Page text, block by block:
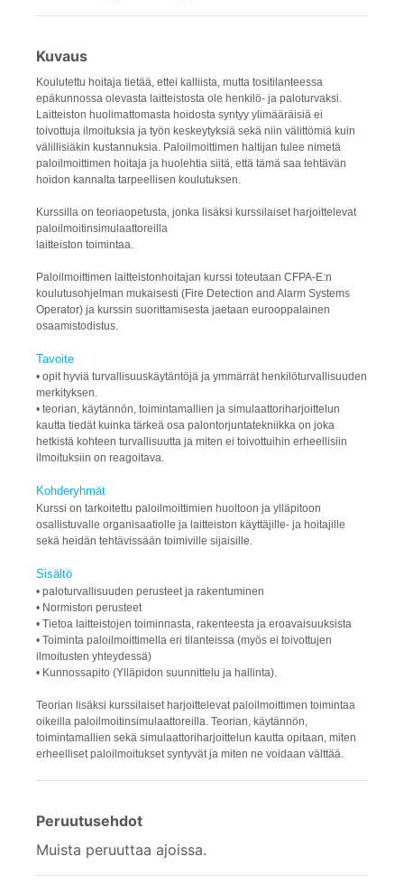
Kuvaus
Koulutettu hoitaja tietää, ettei kalliista, mutta tositilanteessa
epäkunnossa olevasta laitteistosta ole henkilö- ja paloturvaksi.
Laitteiston huolimattomasta hoidosta syntyy ylimääräisiä ei
toivottuja ilmoituksia ja työn keskeytyksiä sekä niin välittömiä kuin
välillisiäkin kustannuksia. Paloilmoittimen haltijan tulee nimetä
paloilmoittimen hoitaja ja huolehtia siitä, että tämä saa tehtävän
hoidon kannalta tarpeellisen koulutuksen.
Kurssilla on teoriaopetusta, jonka lisäksi kurssilaiset harjoittelevat
paloilmoitinsimulaattoreilla
laitteiston toimintaa.
Paloilmoittimen laitteistonhoitajan kurssi toteutaan CFPA-E:n
koulutusohjelman mukaisesti (Fire Detection and Alarm Systems
Operator) ja kurssin suorittamisesta jaetaan eurooppalainen
osaamistodistus.
Tavoite
• opit hyviä turvallisuuskäytäntöjä ja ymmärrät henkilöturvallisuuden
merkityksen.
• teorian, käytännön, toimintamallien ja simulaattoriharjoittelun
kautta tiedät kuinka tärkeä osa palontorjuntatekniikka on joka
hetkistä kohteen turvallisuutta ja miten ei toivottuihin erheellisiin
ilmoituksiin on reagoitava.
Kohderyhmät
Kurssi on tarkoitettu paloilmoittimien huoltoon ja ylläpitoon
osallistuvalle organisaatiolle ja laitteiston käyttäjille- ja hoitajille
sekä heidän tehtävissään toimiville sijaisille.
Sisältö
• paloturvallisuuden perusteet ja rakentuminen
• Normiston perusteet
• Tietoa laitteistojen toiminnasta, rakenteesta ja eroavaisuuksista
• Toiminta paloilmoittimella eri tilanteissa (myös ei toivottujen
ilmoitusten yhteydessä)
• Kunnossapito (Ylläpidon suunnittelu ja hallinta).
Teorian lisäksi kurssilaiset harjoittelevat paloilmoittimen toimintaa
oikeilla paloilmoitinsimulaattoreilla. Teorian, käytännön,
toimintamallien sekä simulaattoriharjoittelun kautta opitaan, miten
erheelliset paloilmoitukset syntyvät ja miten ne voidaan välttää.
Peruutusehdot
Muista peruuttaa ajoissa.